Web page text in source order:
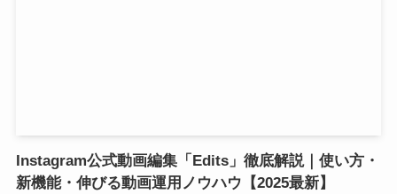
Instagram公式動画編集「Edits」徹底解説｜使い方・
新機能・伸びる動画運用ノウハウ【2025最新】